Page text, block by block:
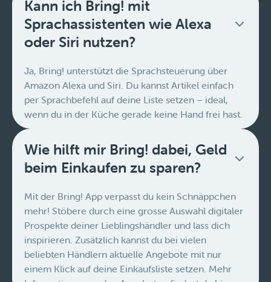
Kann ich Bring! mit
Sprachassistenten wie Alexa
oder Siri nutzen?
Ja, Bring! unterstützt die Sprachsteuerung über
Amazon Alexa und Siri. Du kannst Artikel einfach
per Sprachbefehl auf deine Liste setzen – ideal,
wenn du in der Küche gerade keine Hand frei hast.
Wie hilft mir Bring! dabei, Geld
beim Einkaufen zu sparen?
Mit der Bring! App verpasst du kein Schnäppchen
mehr! Stöbere durch eine grosse Auswahl digitaler
Prospekte deiner Lieblingshändler und lass dich
inspirieren. Zusätzlich kannst du bei vielen
beliebten Händlern aktuelle Angebote mit nur
einem Klick auf deine Einkaufsliste setzen. Mehr